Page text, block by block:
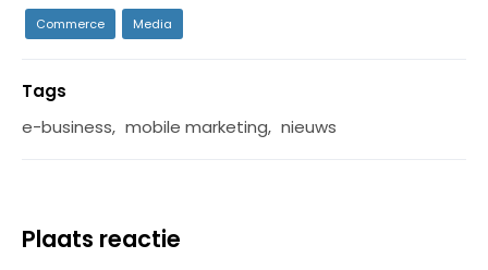
Commerce Media
Tags
e-business, mobile marketing, nieuws
Plaats reactie